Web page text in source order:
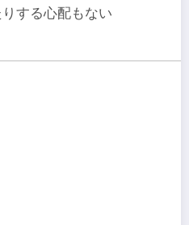
する心配もない